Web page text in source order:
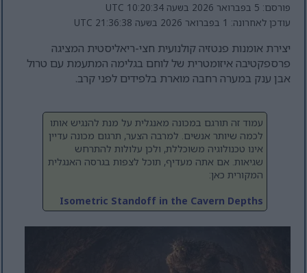
פורסם: 5 בפברואר 2026 בשעה 10:20:34 UTC
עודכן לאחרונה: 1 בפברואר 2026 בשעה 21:36:38 UTC
יצירת אומנות פנטזיה קולנועית חצי-ריאליסטית המציגה
פרספקטיבה איזומטרית של לוחם בגלימה המתעמת עם טרול
אבן ענק במערה רחבה מוארת בלפידים לפני קרב.
עמוד זה תורגם במכונה מאנגלית על מנת להנגיש אותו
לכמה שיותר אנשים. למרבה הצער, תרגום מכונה עדיין
אינו טכנולוגיה משוכללת, ולכן עלולות להתרחש
שגיאות. אם אתה מעדיף, תוכל לצפות בגרסה האנגלית
המקורית כאן:
Isometric Standoff in the Cavern Depths